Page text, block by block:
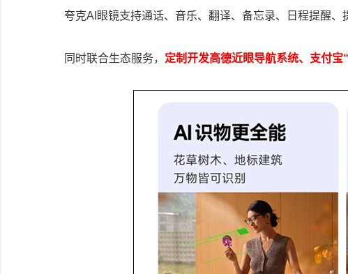
夸克AI眼镜支持通话、音乐、翻译、备忘录、日程提醒、
同时联合生态服务， 定制开发高德近眼导航系统、支付宝